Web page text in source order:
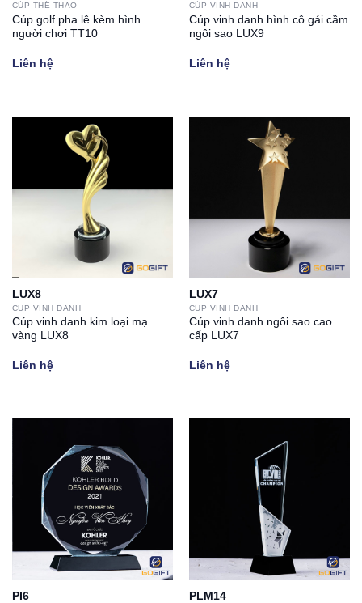
CÚP THỂ THAO
Cúp golf pha lê kèm hình
người chơi TT10
Liên hệ
CÚP VINH DANH
Cúp vinh danh hình cô gái cầm
ngôi sao LUX9
Liên hệ
LUX8
CÚP VINH DANH
Cúp vinh danh kim loại mạ
vàng LUX8
Liên hệ
LUX7
CÚP VINH DANH
Cúp vinh danh ngôi sao cao
cấp LUX7
Liên hệ
PI6 PLM14